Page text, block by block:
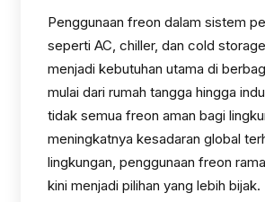
Penggunaan freon dalam sistem
seperti AC, chiller, dan cold
menjadi kebutuhan utama di
mulai dari rumah tangga hingga
tidak semua freon aman bagi
meningkatnya kesadaran global
lingkungan, penggunaan freon
kini menjadi pilihan yang lebih bijak.